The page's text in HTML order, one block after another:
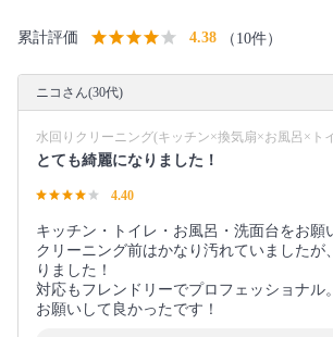
累計評価 4.38 （10件）
ニコさん(30代)
水回りクリーニング(キッチン×換気扇×お風呂×ト
とても綺麗になりました！
4.40
キッチン・トイレ・お風呂・洗面台をお願
クリーニング前はかなり汚れていましたが
りました！
対応もフレンドリーでプロフェッショナル。
お願いして良かったです！